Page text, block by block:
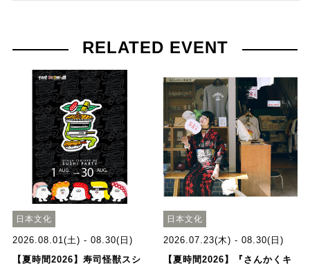
RELATED EVENT
日本文化
2026.08.01(土) - 08.30(日)
【夏時間2026】寿司怪獣スシ
日本文化
2026.07.23(木) - 08.30(日)
【夏時間2026】『さんかくキ